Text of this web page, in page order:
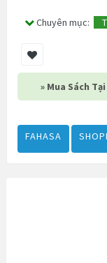
Chuyên mục:
» Mua Sách
FAHASA